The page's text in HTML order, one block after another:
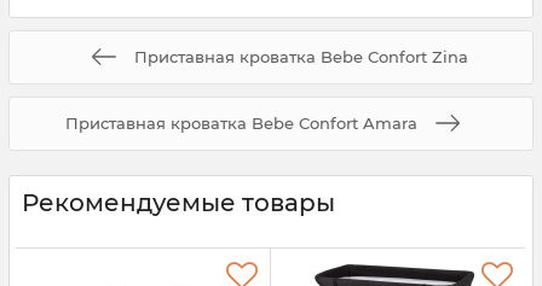
Приставная кроватка Bebe Confort Zina
Приставная кроватка Bebe Confort Amara
Рекомендуемые товары